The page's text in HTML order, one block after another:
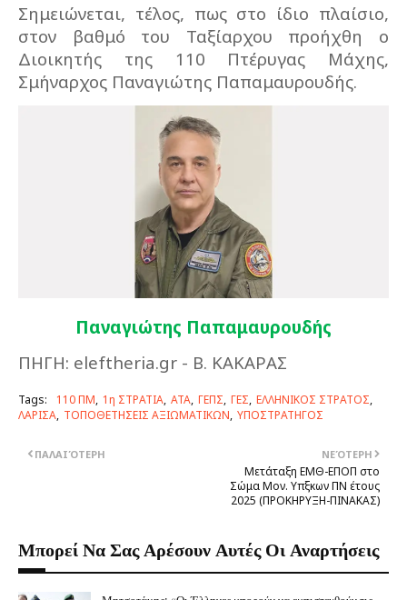
Σημειώνεται, τέλος, πως στο ίδιο πλαίσιο,
στον βαθμό του Ταξίαρχου προήχθη ο
Διοικητής της 110 Πτέρυγας Μάχης,
Σμήναρχος Παναγιώτης Παπαμαυρουδής.
Παναγιώτης Παπαμαυρουδής
ΠΗΓΗ: eleftheria.gr - Β. ΚΑΚΑΡΑΣ
Tags: 110 ΠΜ 1η ΣΤΡΑΤΙΑ ΑΤΑ ΓΕΠΣ ΓΕΣ ΕΛΛΗΝΙΚΟΣ ΣΤΡΑΤΟΣ
ΛΑΡΙΣΑ ΤΟΠΟΘΕΤΗΣΕΙΣ ΑΞΙΩΜΑΤΙΚΩΝ ΥΠΟΣΤΡΑΤΗΓΟΣ
ΝΕΌΤΕΡΗ
Μετάταξη EMΘ-EΠOΠ στο
Σώμα Μον. Υπξκων ΠN έτους
2025 (ΠΡΟΚΗΡΥΞΗ-ΠINAKAΣ)
ΠΑΛΑΙΌΤΕΡΗ
Μπορεί Να Σας Αρέσουν Αυτές Οι Αναρτήσεις